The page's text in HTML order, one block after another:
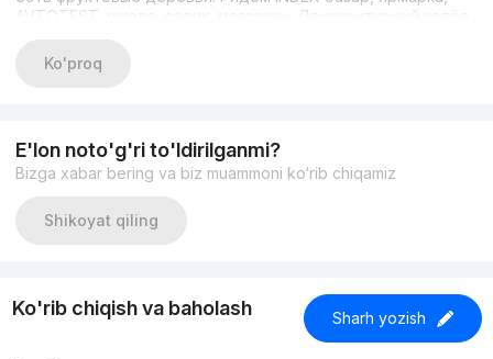
AVTOTEST, школа, садик, магазины. Двухконтурный котёл.
договорная — 76 000 у.е. Контакты: +998999886900,
+998990703990, +998991603990.
Ko'proq
E'lon noto'g'ri to'ldirilganmi?
Bizga xabar bering va biz muammoni ko‘rib chiqamiz
Shikoyat qiling
Ko'rib chiqish va baholash Sharh yozish